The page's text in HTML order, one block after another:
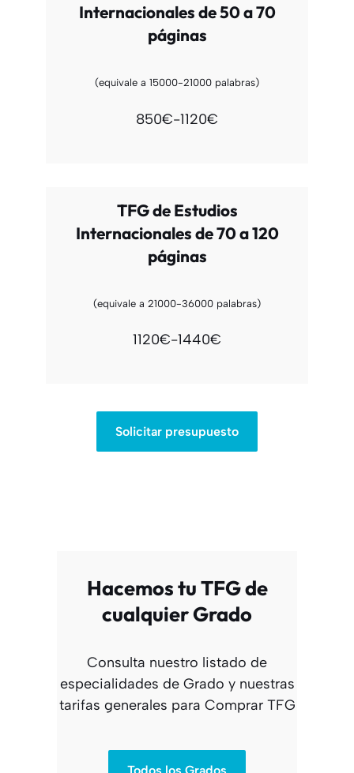
Internacionales de 50 a 70
páginas
(equivale a 15000-21000 palabras)
850€-1120€
TFG de Estudios
Internacionales de 70 a 120
páginas
(equivale a 21000-36000 palabras)
1120€-1440€
Solicitar presupuesto
Hacemos tu TFG de
cualquier Grado
Consulta nuestro listado de
especialidades de Grado y nuestras
tarifas generales para Comprar TFG